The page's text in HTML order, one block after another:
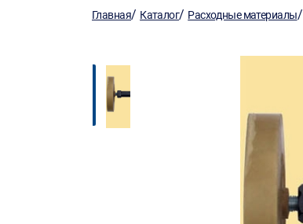
Главная/ Каталог/ Расходные материалы/